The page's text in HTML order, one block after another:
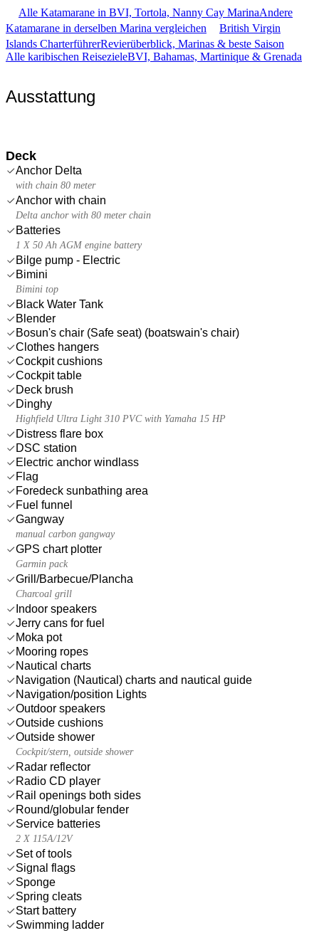
Alle Katamarane in BVI, Tortola, Nanny Cay MarinaAndere
Katamarane in derselben Marina vergleichen
British Virgin
Islands CharterführerRevierüberblick, Marinas & beste Saison
Alle karibischen ReisezieleBVI, Bahamas, Martinique & Grenada
Ausstattung
Deck
Anchor Delta
with chain 80 meter
Anchor with chain
Delta anchor with 80 meter chain
Batteries
1 X 50 Ah AGM engine battery
Bilge pump - Electric
Bimini
Bimini top
Black Water Tank
Blender
Bosun's chair (Safe seat) (boatswain's chair)
Clothes hangers
Cockpit cushions
Cockpit table
Deck brush
Dinghy
Highfield Ultra Light 310 PVC with Yamaha 15 HP
Distress flare box
DSC station
Electric anchor windlass
Flag
Foredeck sunbathing area
Fuel funnel
Gangway
manual carbon gangway
GPS chart plotter
Garmin pack
Grill/Barbecue/Plancha
Charcoal grill
Indoor speakers
Jerry cans for fuel
Moka pot
Mooring ropes
Nautical charts
Navigation (Nautical) charts and nautical guide
Navigation/position Lights
Outdoor speakers
Outside cushions
Outside shower
Cockpit/stern, outside shower
Radar reflector
Radio CD player
Rail openings both sides
Round/globular fender
Service batteries
2 X 115A/12V
Set of tools
Signal flags
Sponge
Spring cleats
Start battery
Swimming ladder